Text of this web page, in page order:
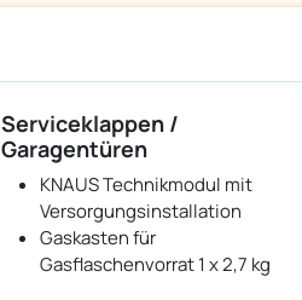
Serviceklappen /
Garagentüren
KNAUS Technikmodul mit
Versorgungsinstallation
Gaskasten für
Gasflaschenvorrat 1 x 2,7 kg